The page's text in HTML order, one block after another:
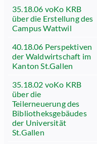
35.18.06 voKo KRB
über die Erstellung des
Campus Wattwil
40.18.06 Perspektiven
der Waldwirtschaft im
Kanton St.Gallen
35.18.02 voKo KRB
über die
Teilerneuerung des
Bibliotheksgebäudes
der Universität
St.Gallen